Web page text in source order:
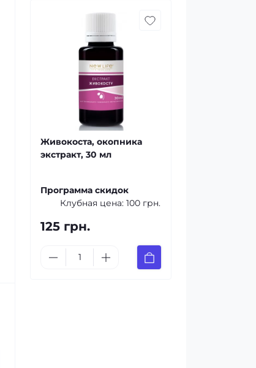
Живокоста, окопника
экстракт, 30 мл
Программа скидок
Клубная цена: 100 грн.
125 грн.